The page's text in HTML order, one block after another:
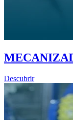
Descubrir